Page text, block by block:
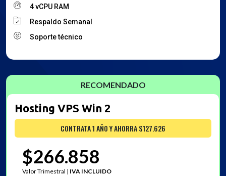
4 vCPU RAM
Respaldo Semanal
Soporte técnico
Hosting VPS Win 2
CONTRATA 1 AÑO Y AHORRA $127.626
$266.858
Valor Trimestral | IVA INCLUIDO